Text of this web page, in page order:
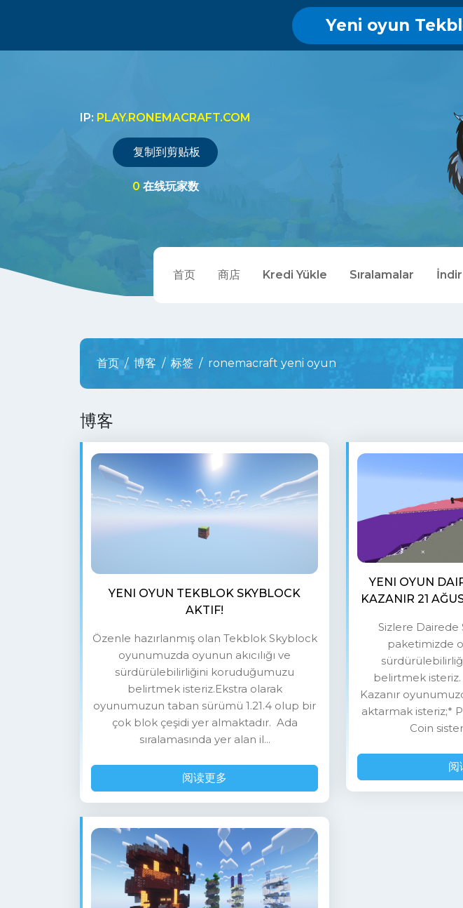
Yeni oyun
IP: PLAY.RONEMACRAFT.COM
复制到剪贴板
0 在线玩家数
首页 商店 Kredi Yükle Sıralamalar İndir
首页 博客 标签 ronemacraft yeni oyun
博客
YENI OYUN TEKBLOK SKYBLOCK
AKTIF!
Özenle hazırlanmış olan Tekblok Skyblock
oyunumuzda oyunun akıcılığı ve
sürdürülebilirliğini koruduğumuzu
belirtmek isteriz.Ekstra olarak
oyunumuzun taban sürümü 1.21.4 olup bir
çok blok çeşidi yer almaktadır. Ada
sıralamasında yer alan il...
阅读更多
YENI OYUN
KAZANIR 21
Sizlere Dairede
paketimizde
belirtmek
Kazanır
aktarmak isteriz;*
Coin
阅